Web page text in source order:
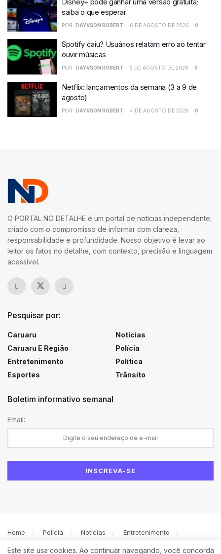
saiba o que esperar
POR: DAYVSON ROBERT 6 DE AGOSTO DE 2026 0
Spotify caiu? Usuários relatam erro ao tentar
ouvir músicas
POR: DAYVSON ROBERT 5 DE AGOSTO DE 2026 0
Netflix: lançamentos da semana (3 a 9 de
agosto)
POR: DAYVSON ROBERT 4 DE AGOSTO DE 2026 0
O PORTAL NO DETALHE é um portal de notícias independente,
criado com o compromisso de informar com clareza,
responsabilidade e profundidade. Nosso objetivo é levar ao
leitor os fatos no detalhe, com contexto, precisão e linguagem
acessível.
Pesquisar por:
Caruaru
Caruaru E Região
Entretenimento
Esportes
Notícias
Polícia
Política
Trânsito
Boletim informativo semanal
Email:
Home Polícia Notícias
Entretenimento
Este site usa cookies. Ao continuar navegando, você concorda